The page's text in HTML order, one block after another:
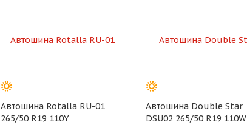
Автошина Rotalla RU-01
265/50 R19 110Y
Автошина Double Star
DSU02 265/50 R19 110W